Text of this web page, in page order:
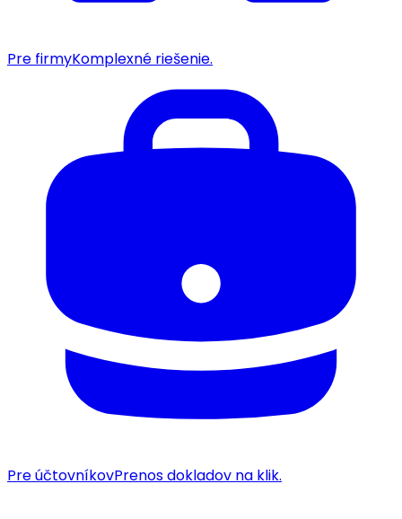
Pre firmyKomplexné riešenie.
Pre účtovníkovPrenos dokladov na klik.